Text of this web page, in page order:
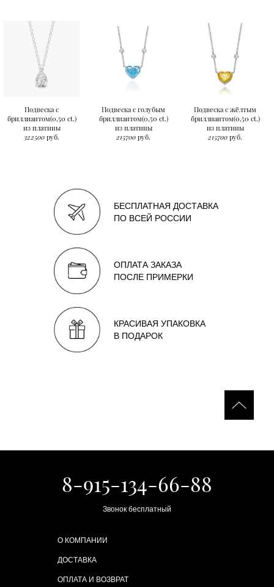
Подвеска с
бриллиантом(0,50 ct.)
из платины
322500 руб.
Подвеска с голубым
бриллиантом(0,50 ct.)
из платины
215700 руб.
Подвеска с жёлтым
бриллиантом(0,50 ct.)
из платины
215700 руб.
БЕСПЛАТНАЯ ДОСТАВКА
ПО ВСЕЙ РОССИИ
ОПЛАТА ЗАКАЗА
ПОСЛЕ ПРИМЕРКИ
КРАСИВАЯ УПАКОВКА
В ПОДАРОК
8-915-134-66-88
Звонок бесплатный
О КОМПАНИИ
ДОСТАВКА
ОПЛАТА И ВОЗВРАТ